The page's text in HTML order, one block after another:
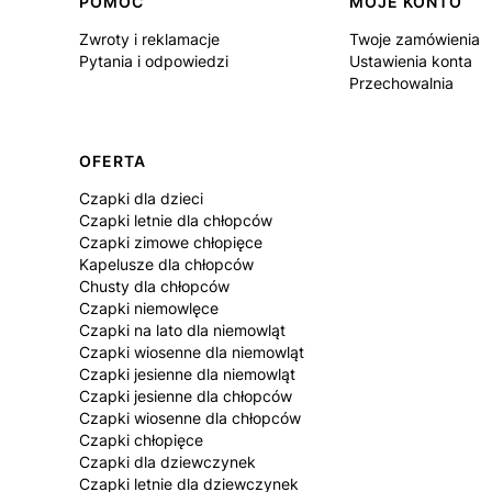
Linki w stopce
Zwroty i reklamacje
Pytania i odpowiedzi
Twoje zamówienia
Ustawienia konta
Przechowalnia
OFERTA
Czapki dla dzieci
Czapki letnie dla chłopców
Czapki zimowe chłopięce
Kapelusze dla chłopców
Chusty dla chłopców
Czapki niemowlęce
Czapki na lato dla niemowląt
Czapki wiosenne dla niemowląt
Czapki jesienne dla niemowląt
Czapki jesienne dla chłopców
Czapki wiosenne dla chłopców
Czapki chłopięce
Czapki dla dziewczynek
Czapki letnie dla dziewczynek